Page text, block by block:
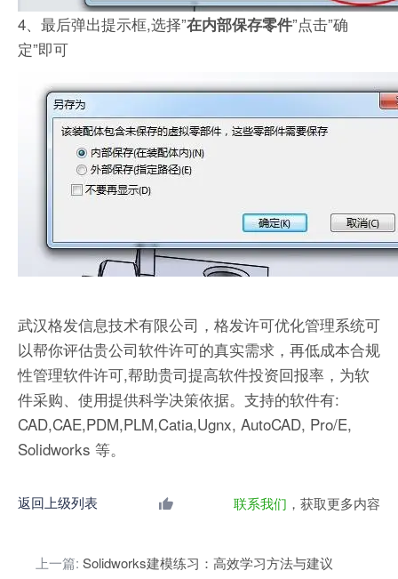
4、最后弹出提示框,选择”在内部保存零件”点击”确
定”即可
武汉格发信息技术有限公司，格发许可优化管理系统可
以帮你评估贵公司软件许可的真实需求，再低成本合规
性管理软件许可,帮助贵司提高软件投资回报率，为软
件采购、使用提供科学决策依据。支持的软件有:
CAD,CAE,PDM,PLM,Catia,Ugnx, AutoCAD, Pro/E,
Solidworks 等。
返回上级列表 联系我们 ，获取更多内容
上一篇: Solidworks建模练习：高效学习方法与建议